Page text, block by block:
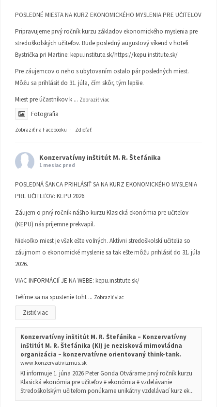
POSLEDNÉ MIESTA NA KURZ EKONOMICKÉHO MYSLENIA PRE UČITEĽOV
Pripravujeme prvý ročník kurzu základov ekonomického myslenia pre
stredoškolských učiteľov. Bude posledný augustový víkend v hoteli
Bystrička pri Martine: kepu.institute.sk/https://kepu.institute.sk/
Pre záujemcov o neho s ubytovaním ostalo pár posledných miest.
Môžu sa prihlásiť do 31. júla, čím skôr, tým lepšie.
Miest pre účastníkov k ... Zobraziť viac
Fotografia
Zobraziť na Facebooku · Zdieľať
Konzervatívny inštitút M. R. Štefánika
1 mesiac pred
POSLEDNÁ ŠANCA PRIHLÁSIŤ SA NA KURZ EKONOMICKÉHO MYSLENIA
PRE UČITEĽOV: KEPU 2026
Záujem o prvý ročník nášho kurzu Klasická ekonómia pre učiteľov
(KEPU) nás príjemne prekvapil.
Niekoľko miest je však ešte voľných. Aktívni stredoškolskí učitelia so
záujmom o ekonomické myslenie sa tak ešte môžu prihlásiť do 31. júla
2026.
VIAC INFORMÁCIÍ JE NA WEBE: kepu.institute.sk/
Tešíme sa na spustenie toht ... Zobraziť viac
Zistiť viac
Konzervatívny inštitút M. R. Štefánika – Konzervatívny
inštitút M. R. Štefánika (KI) je nezisková mimovládna
organizácia – konzervatívne orientovaný think-tank.
www.konzervativizmus.sk
KI informuje 1. júna 2026 Peter Gonda Otvárame prvý ročník kurzu
Klasická ekonómia pre učiteľov # ekonómia # vzdelávanie
Stredoškolským učiteľom ponúkame unikátny vzdelávací kurz ek...